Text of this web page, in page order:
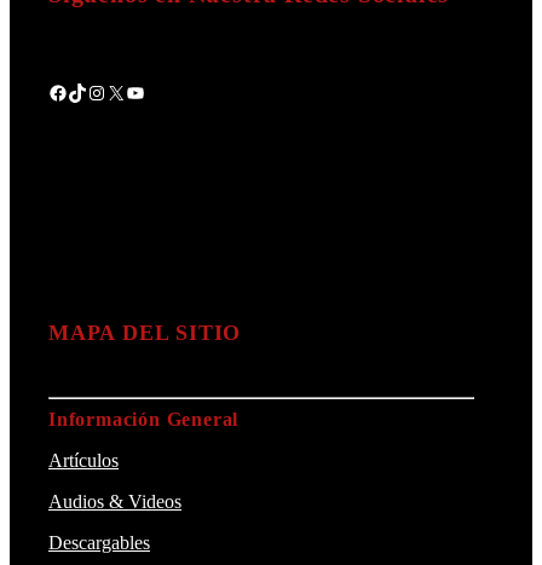
Facebook
TikTok
Instagram
X YouTube
MAPA DEL SITIO
Información General
Artículos
Audios & Videos
Descargables